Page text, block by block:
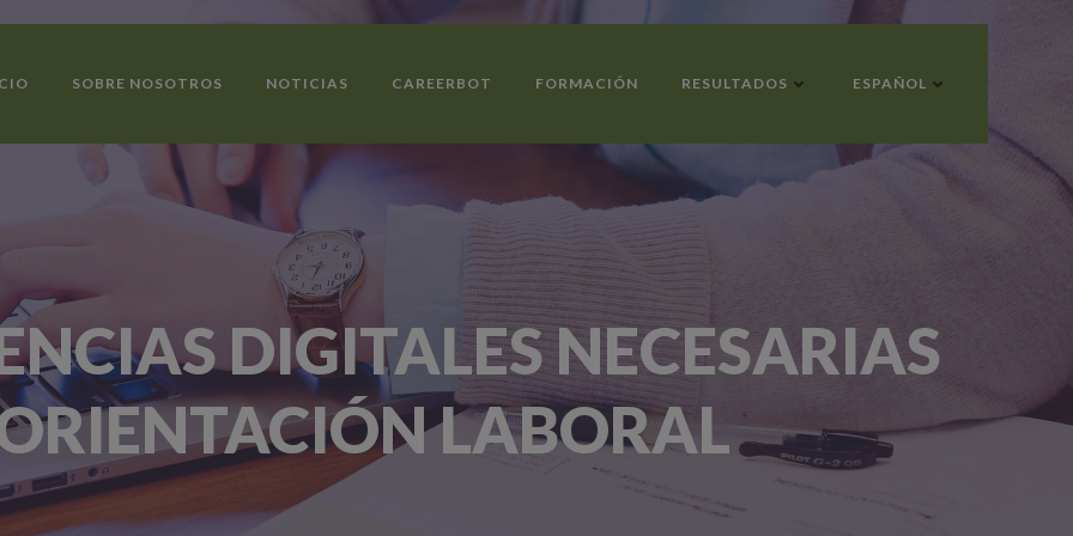
SOBRE NOSOTROS NOTICIAS CAREERBOT FORMACIÓN RESULTADOS ESPAÑOL
DIGITALES NECESARIAS
LABORAL